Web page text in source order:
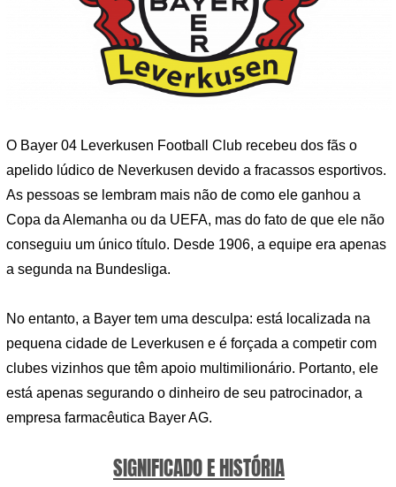
O Bayer 04 Leverkusen Football Club recebeu dos fãs o
apelido lúdico de Neverkusen devido a fracassos esportivos.
As pessoas se lembram mais não de como ele ganhou a
Copa da Alemanha ou da UEFA, mas do fato de que ele não
conseguiu um único título. Desde 1906, a equipe era apenas
a segunda na Bundesliga.
No entanto, a Bayer tem uma desculpa: está localizada na
pequena cidade de Leverkusen e é forçada a competir com
clubes vizinhos que têm apoio multimilionário. Portanto, ele
está apenas segurando o dinheiro de seu patrocinador, a
empresa farmacêutica Bayer AG.
SIGNIFICADO E HISTÓRIA